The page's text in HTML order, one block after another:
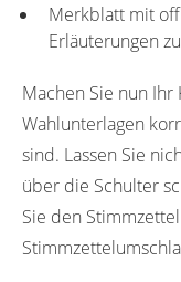
Merkblatt mit
Erläuterungen
Machen Sie nun Ihr
Wahlunterlagen
sind. Lassen Sie
über die Schulter
Sie den